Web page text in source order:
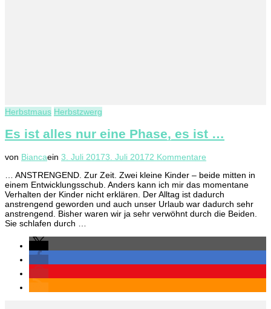
Herbstmaus Herbstzwerg
Es ist alles nur eine Phase, es ist …
von Biancaein 3. Juli 20173. Juli 20172 Kommentare
ist
alles
nur
eine
Phase,
… ANSTRENGEND. Zur Zeit. Zwei kleine Kinder – beide mitten in
einem Entwicklungsschub. Anders kann ich mir das momentane
Verhalten der Kinder nicht erklären. Der Alltag ist dadurch
anstrengend geworden und auch unser Urlaub war dadurch sehr
anstrengend. Bisher waren wir ja sehr verwöhnt durch die Beiden.
Sie schlafen durch …